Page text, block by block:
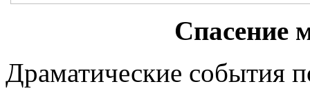
Спасение
Драматические события